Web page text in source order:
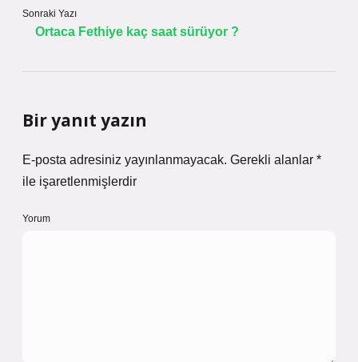
Sonraki Yazı
Ortaca Fethiye kaç saat sürüyor ?
Bir yanıt yazın
E-posta adresiniz yayınlanmayacak. Gerekli alanlar *
ile işaretlenmişlerdir
Yorum